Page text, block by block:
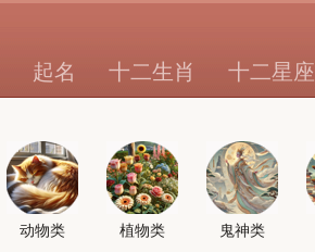
起名 十二生肖 十二星座
动物类 植物类 鬼神类